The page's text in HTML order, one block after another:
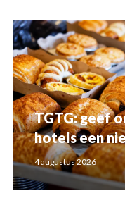
TGTG: geef
hotels een
4 augustus 2026